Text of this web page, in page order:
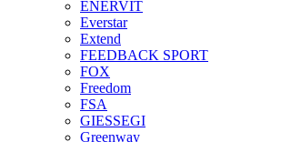
ENERVIT
Everstar
Extend
FEEDBACK SPORT
FOX
Freedom
FSA
GIESSEGI
Greenway